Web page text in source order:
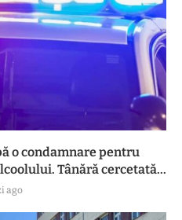
o condamnare pentru
Tânără cercetată...
ago